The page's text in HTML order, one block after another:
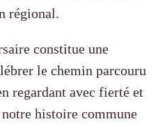
régional.
constitue une
le chemin parcouru
regardant avec fierté et
histoire commune